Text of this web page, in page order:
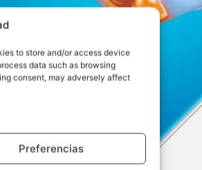
to store and/or access device
data such as browsing
consent, may adversely affect
Preferencias